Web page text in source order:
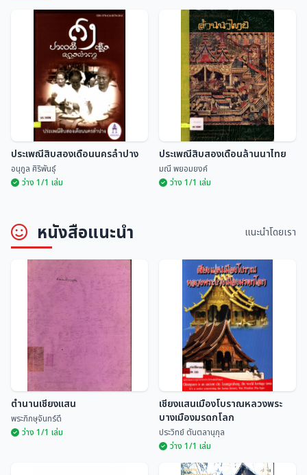
ประเพณีสิบสองเดือนนครลำปาง
ประเพณีสิบสองเดือนนครลำปาง
อนุกูล ศิริพันธุ์
ว่าง 1/1 เล่ม
ประเพณีสิบสองเดือนล้านนาไทย
มณี พยอมยงค์
ว่าง 1/1 เล่ม
หนังสือแนะนำ แนะนำโดยเรา
ตำนานเชียงแสน
พระภิกษุจันทร์ดี
ว่าง 1/1 เล่ม
เชียงแสนเมืองโบราณหลวงพระ
บางเมืองมรดกโลก
ประวิทย์ ตันตลานุกุล
ว่าง 1/1 เล่ม